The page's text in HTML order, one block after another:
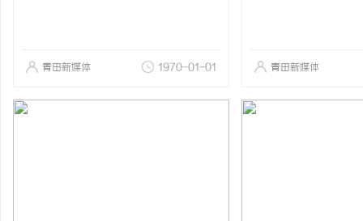
青田新媒体 1970-01-01 青田新媒体